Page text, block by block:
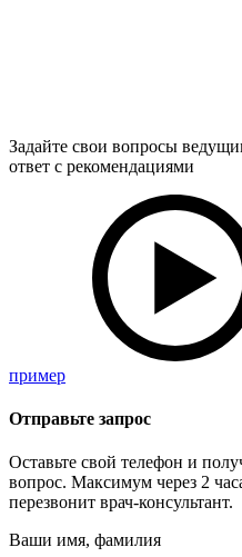
Задайте свои вопросы
ответ с рекомендациями
пример
Отправьте запрос
Оставьте свой телефон и
вопрос. Максимум через 2
перезвонит врач-консультант.
Ваши имя, фамилия